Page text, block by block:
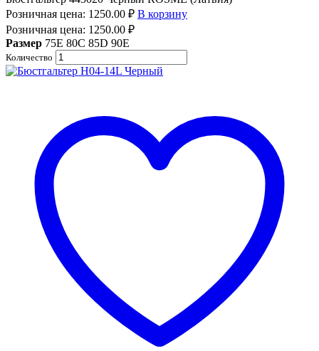
Розничная цена: 1250.00 ₽ В корзину
Розничная цена: 1250.00 ₽
Размер 75E 80C 85D 90E
Количество